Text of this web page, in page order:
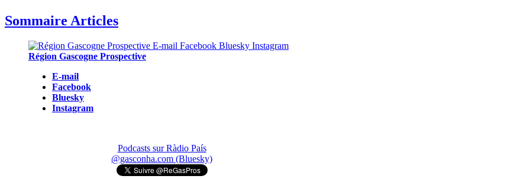
Sommaire Articles
Région Gascogne Prospective
E-mail
Facebook
Bluesky
Instagram
Podcasts sur Ràdio País
@gasconha.com (Bluesky)